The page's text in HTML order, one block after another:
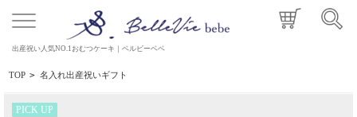
出産祝い人気NO.1おむつケーキ｜ベルビーベベ
TOP > 名入れ出産祝いギフト
PICK UP